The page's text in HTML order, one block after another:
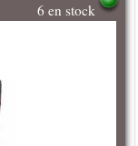
6 en stock